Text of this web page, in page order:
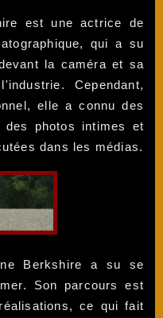
est une actrice de
qui a su
la caméra et sa
Cependant,
elle a connu des
des photos intimes et
dans les médias.
Berkshire a su se
Son parcours est
ce qui fait